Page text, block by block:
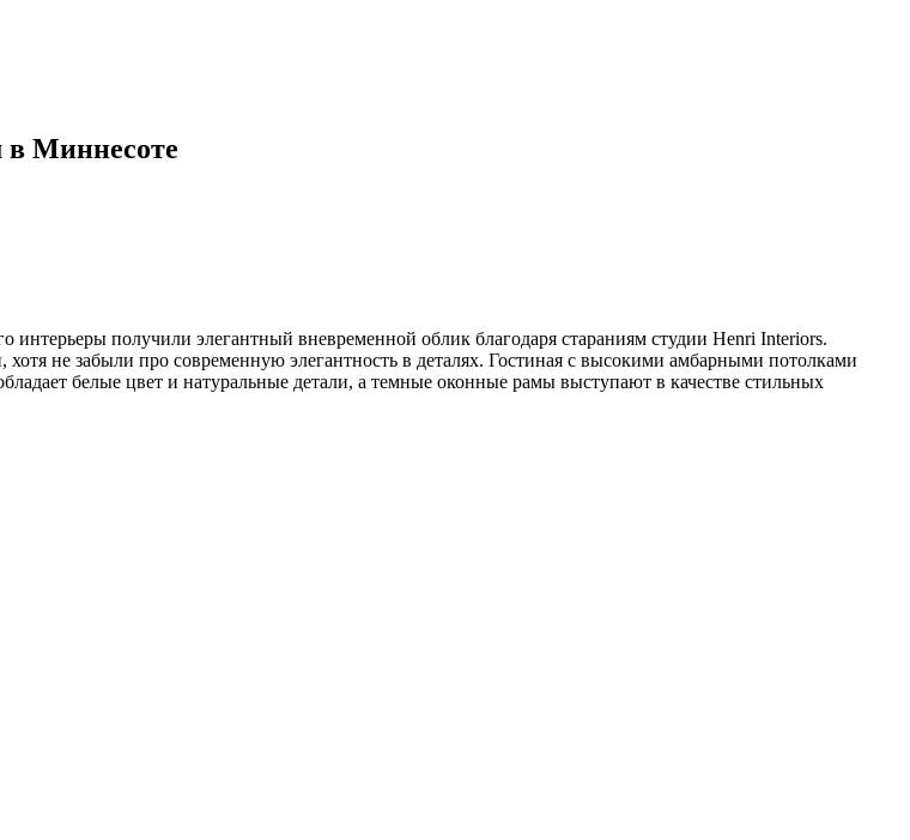
Миннесоте
получили элегантный вневременной облик благодаря стараниям студии Henri Interiors.
не забыли про современную элегантность в деталях. Гостиная с высокими амбарными потолками
белые цвет и натуральные детали, а темные оконные рамы выступают в качестве стильных